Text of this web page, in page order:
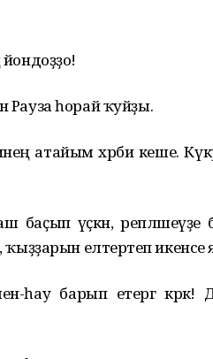
Рауза һорай ҡуйҙы.
атайым хәрби кеше.
баҫып үҫкән, әрепләшеүҙе
елтерәтеп
һау барып етергә